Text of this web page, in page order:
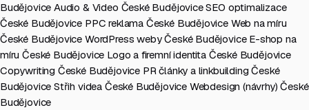
BudějoviceAudio & Video České BudějoviceSEO optimalizace
České Budějovice PPC reklama České Budějovice Web na míru
České Budějovice WordPress weby České Budějovice E-shop na
míru České Budějovice Logo a firemní identita České Budějovice
Copywriting České Budějovice PR články a linkbuilding České
BudějoviceStřih videa České Budějovice Webdesign (návrhy) České
Budějovice